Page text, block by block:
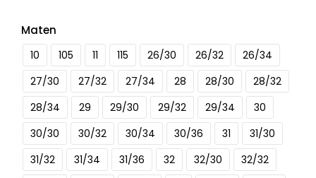
Maten
10 105 11 115 26/30 26/32
26/34
27/30
27/32 27/34 28 28/30
28/32
28/34
29 29/30 29/32 29/34
30
30/30
30/32 30/34 30/36 31
31/30
31/32
31/34 31/36 32 32/30
32/32